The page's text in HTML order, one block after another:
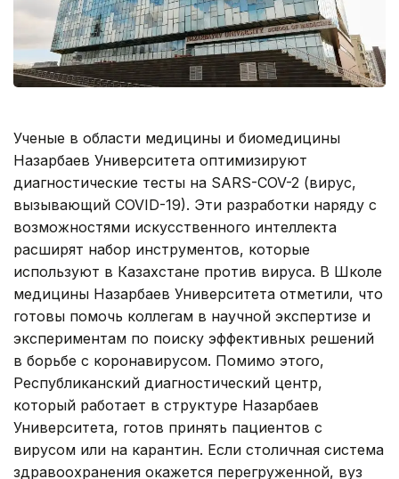
Ученые в области медицины и биомедицины
Назарбаев Университета оптимизируют
диагностические тесты на SARS-COV-2 (вирус,
вызывающий COVID-19). Эти разработки наряду с
возможностями искусственного интеллекта
расширят набор инструментов, которые
используют в Казахстане против вируса. В Школе
медицины Назарбаев Университета отметили, что
готовы помочь коллегам в научной экспертизе и
экспериментам по поиску эффективных решений
в борьбе с коронавирусом. Помимо этого,
Республиканский диагностический центр,
который работает в структуре Назарбаев
Университета, готов принять пациентов с
вирусом или на карантин. Если столичная система
здравоохранения окажется перегруженной, вуз